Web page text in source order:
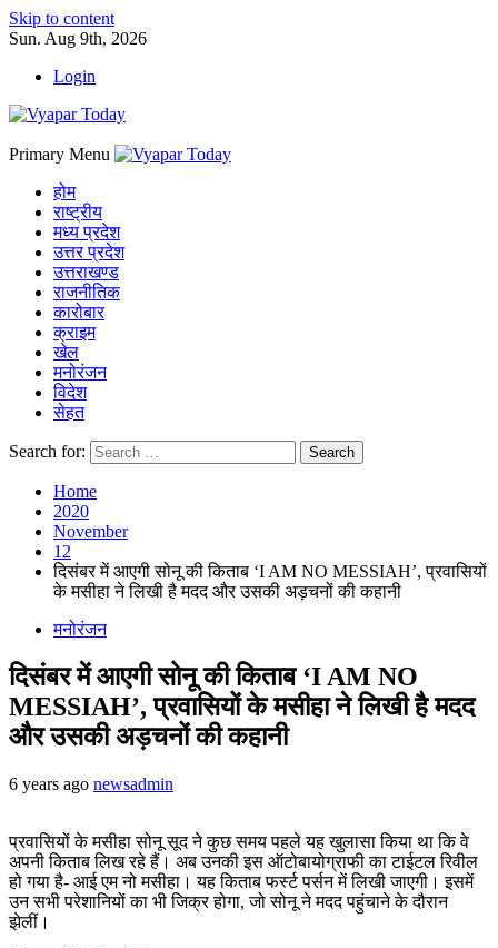
Skip to content
Sun. Aug 9th, 2026
Login
Primary Menu
होम
राष्ट्रीय
मध्य प्रदेश
उत्तर प्रदेश
उत्तराखण्ड
राजनीतिक
कारोबार
क्राइम
खेल
मनोरंजन
विदेश
सेहत
Search for:
Home
2020
November
12
दिसंबर में आएगी सोनू की किताब ‘I AM NO MESSIAH’, प्रवासियों
के मसीहा ने लिखी है मदद और उसकी अड़चनों की कहानी
मनोरंजन
दिसंबर में आएगी सोनू की किताब ‘I AM NO
MESSIAH’, प्रवासियों के मसीहा ने लिखी है मदद
और उसकी अड़चनों की कहानी
6 years ago newsadmin
प्रवासियों के मसीहा सोनू सूद ने कुछ समय पहले यह खुलासा किया था कि वे
अपनी किताब लिख रहे हैं। अब उनकी इस ऑटोबायोग्राफी का टाईटल रिवील
हो गया है- आई एम नो मसीहा। यह किताब फर्स्ट पर्सन में लिखी जाएगी। इसमें
उन सभी परेशानियों का भी जिक्र होगा, जो सोनू ने मदद पहुंचाने के दौरान
झेलीं।